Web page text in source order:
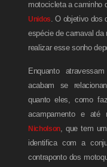
motocicleta a caminho
Unidos. O objetivo dos
espécie de carnaval da
realizar esse sonho
Enquanto
acabam se
quanto eles, como
acampamento e até
Nicholson, que tem
identifica com a
contraponto dos